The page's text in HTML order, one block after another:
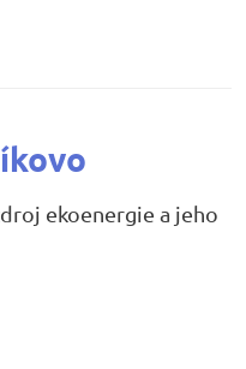
ekoenergie a jeho